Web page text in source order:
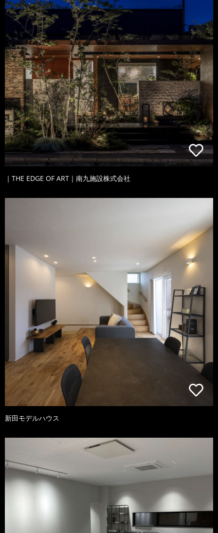
｜THE EDGE OF ART｜南九施設株式会社
新田モデルハウス